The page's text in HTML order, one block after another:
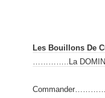
Les Bouillons De
…………..La